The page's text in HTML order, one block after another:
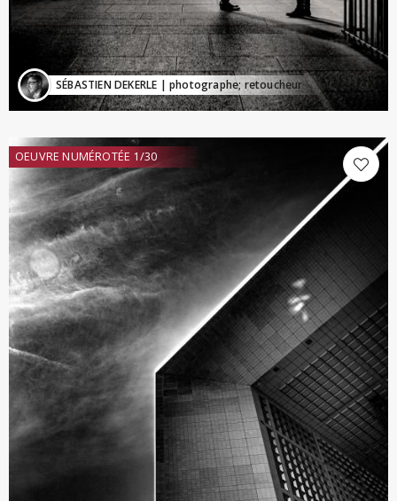
SÉBASTIEN DEKERLE | photographe; retoucheur
OEUVRE NUMÉROTÉE 1/30